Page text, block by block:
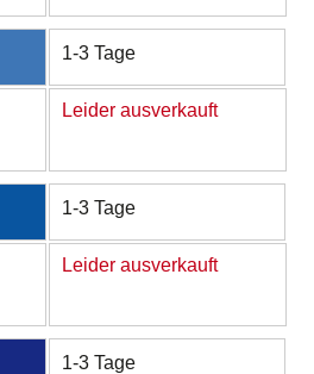
1-3 Tage
Leider ausverkauft
1-3 Tage
Leider ausverkauft
1-3 Tage